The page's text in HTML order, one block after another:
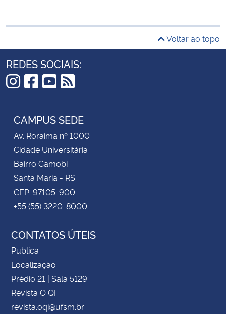
Voltar ao topo
REDES SOCIAIS:
Instagram
Facebook
YouTube
RSS
CAMPUS SEDE
Av. Roraima nº 1000
Cidade Universitária
Bairro Camobi
Santa Maria - RS
CEP: 97105-900
+55 (55) 3220-8000
CONTATOS ÚTEIS
Publica
Localização
Prédio 21 | Sala 5129
Revista O QI
revista.oqi@ufsm.br